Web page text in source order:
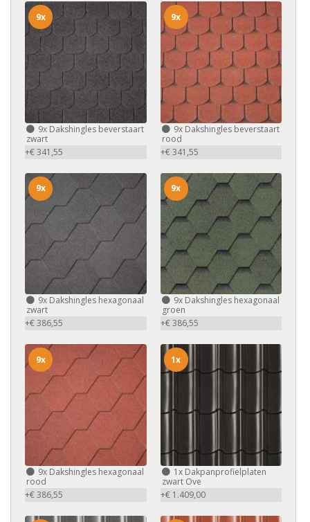
9x Dakshingles beverstaart
zwart
+€ 341,55
9x
9xDakshingles beverstaart
rood
+€ 341,55
9x
9x Dakshingles hexagonaal
zwart
+€ 386,55
9x
9xDakshingles hexagonaal
groen
+€ 386,55
9x
9x Dakshingles hexagonaal
rood
+€ 386,55
9x
1xDakpanprofielplaten
zwart Ove
+€ 1.409,00
1x